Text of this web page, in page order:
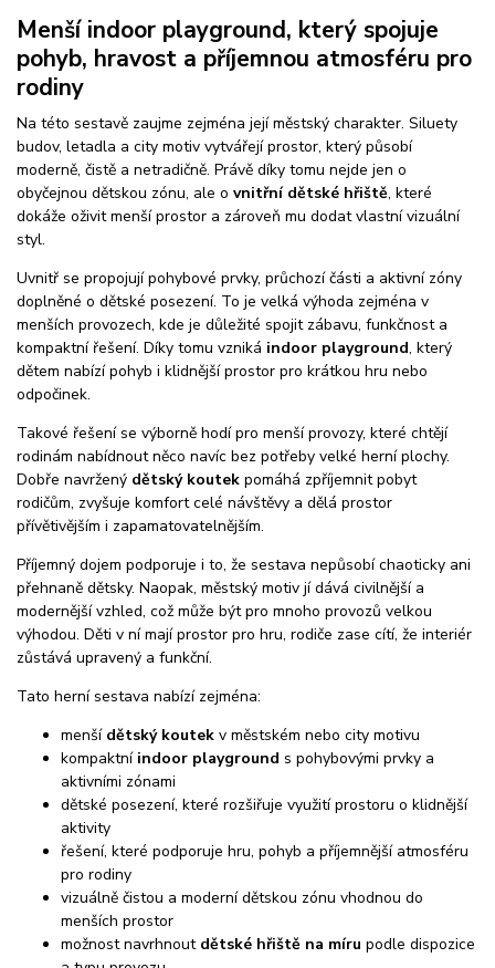
Menší indoor playground, který spojuje
pohyb, hravost a příjemnou atmosféru pro
rodiny
Na této sestavě zaujme zejména její městský charakter. Siluety
budov, letadla a city motiv vytvářejí prostor, který působí
moderně, čistě a netradičně. Právě díky tomu nejde jen o
obyčejnou dětskou zónu, ale o vnitřní dětské hřiště, které
dokáže oživit menší prostor a zároveň mu dodat vlastní vizuální
styl.
Uvnitř se propojují pohybové prvky, průchozí části a aktivní zóny
doplněné o dětské posezení. To je velká výhoda zejména v
menších provozech, kde je důležité spojit zábavu, funkčnost a
kompaktní řešení. Díky tomu vzniká indoor playground, který
dětem nabízí pohyb i klidnější prostor pro krátkou hru nebo
odpočinek.
Takové řešení se výborně hodí pro menší provozy, které chtějí
rodinám nabídnout něco navíc bez potřeby velké herní plochy.
Dobře navržený dětský koutek pomáhá zpříjemnit pobyt
rodičům, zvyšuje komfort celé návštěvy a dělá prostor
přívětivějším i zapamatovatelnějším.
Příjemný dojem podporuje i to, že sestava nepůsobí chaoticky ani
přehnaně dětsky. Naopak, městský motiv jí dává civilnější a
modernější vzhled, což může být pro mnoho provozů velkou
výhodou. Děti v ní mají prostor pro hru, rodiče zase cítí, že interiér
zůstává upravený a funkční.
Tato herní sestava nabízí zejména:
menší dětský koutek v městském nebo city motivu
kompaktní indoor playground s pohybovými prvky a
aktivními zónami
dětské posezení, které rozšiřuje využití prostoru o klidnější
aktivity
řešení, které podporuje hru, pohyb a příjemnější atmosféru
pro rodiny
vizuálně čistou a moderní dětskou zónu vhodnou do
menších prostor
možnost navrhnout dětské hřiště na míru podle dispozice